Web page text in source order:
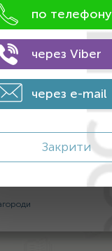
по телефону
через Viber
через e-mail
Закрити